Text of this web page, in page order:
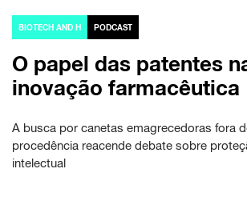
BIOTECH AND H PODCAST
O papel das patentes
inovação farmacêutica
A busca por canetas emagrecedoras fora
procedência reacende debate sobre
intelectual